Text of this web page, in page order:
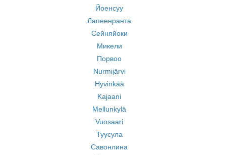
Йоенсуу
Лапеенранта
Сейняйоки
Микели
Порвоо
Nurmijärvi
Hyvinkää
Kajaani
Mellunkylä
Vuosaari
Туусула
Савонлина